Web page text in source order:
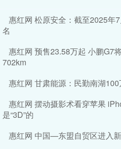
惠红网 松原安全：截至2025年
名
惠红网 预售23.58万起 小鹏G7
702km
惠红网 甘肃能源：民勤南湖
惠红网 摆动摄影术看穿苹果
是“3D”的
惠红网 中国—东盟自贸区进入